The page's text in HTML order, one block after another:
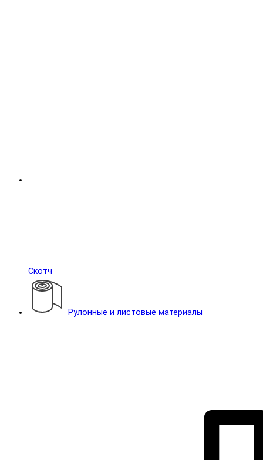
Скотч
Рулонные и листовые материалы